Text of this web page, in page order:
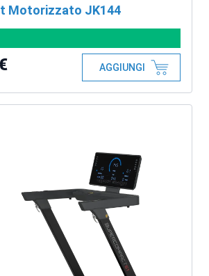
Motorizzato JK144
AGGIUNGI